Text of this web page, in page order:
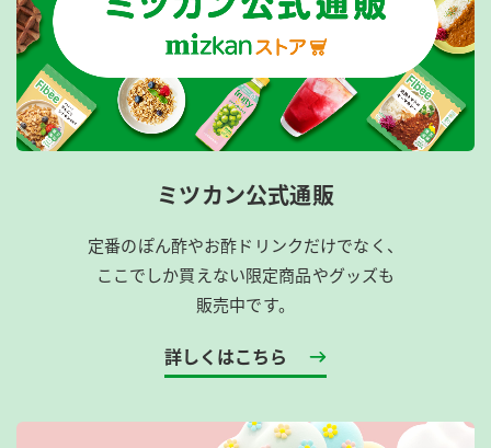
ミツカン公式通販
定番のぽん酢やお酢ドリンクだけでなく、
ここでしか買えない限定商品やグッズも
販売中です。
詳しくはこちら